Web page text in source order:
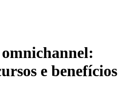
e benefícios